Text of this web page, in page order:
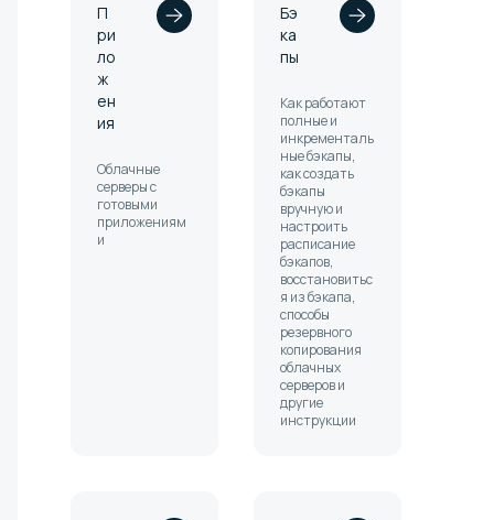
П
ри
ло
ж
ен
ия
Облачные
серверы с
готовыми
приложениям
и
Бэ
ка
пы
Как работают
полные и
инкременталь
ные бэкапы,
как создать
бэкапы
вручную и
настроить
расписание
бэкапов,
восстановитьс
я из бэкапа,
способы
резервного
копирования
облачных
серверов и
другие
инструкции